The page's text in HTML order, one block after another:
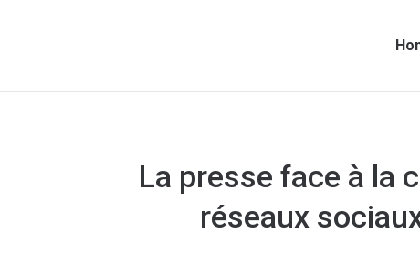
La presse face à la
réseaux